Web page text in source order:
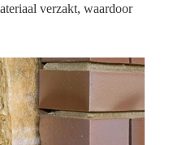
verzakt, waardoor